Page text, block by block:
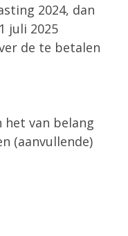
2024, dan
juli 2025
de te betalen
het van belang
(aanvullende)